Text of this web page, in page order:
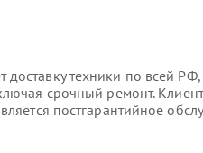
доставку техники по всей
срочный ремонт.
постгарантийное